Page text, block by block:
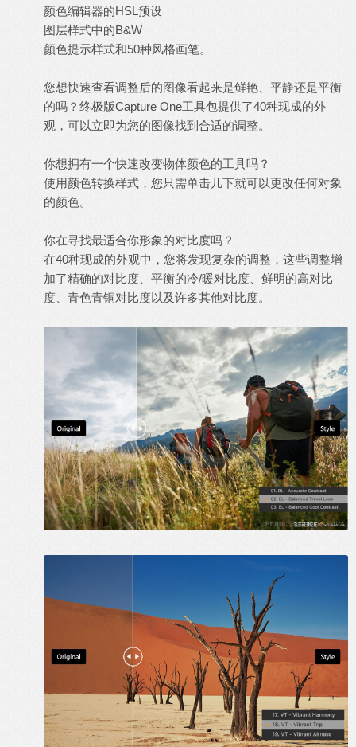
颜色编辑器的HSL预设
图层样式中的B&W
颜色提示样式和50种风格画笔。
您想快速查看调整后的图像看起来是鲜艳、平静还是平衡
的吗？终极版Capture One工具包提供了40种现成的外
观，可以立即为您的图像找到合适的调整。
你想拥有一个快速改变物体颜色的工具吗？
使用颜色转换样式，您只需单击几下就可以更改任何对象
的颜色。
你在寻找最适合你形象的对比度吗？
在40种现成的外观中，您将发现复杂的调整，这些调整增
加了精确的对比度、平衡的冷/暖对比度、鲜明的高对比
度、青色青铜对比度以及许多其他对比度。